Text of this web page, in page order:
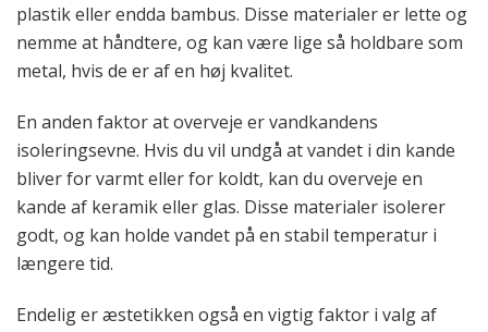
plastik eller endda bambus. Disse materialer er lette og
nemme at håndtere, og kan være lige så holdbare som
metal, hvis de er af en høj kvalitet.
En anden faktor at overveje er vandkandens
isoleringsevne. Hvis du vil undgå at vandet i din kande
bliver for varmt eller for koldt, kan du overveje en
kande af keramik eller glas. Disse materialer isolerer
godt, og kan holde vandet på en stabil temperatur i
længere tid.
Endelig er æstetikken også en vigtig faktor i valg af